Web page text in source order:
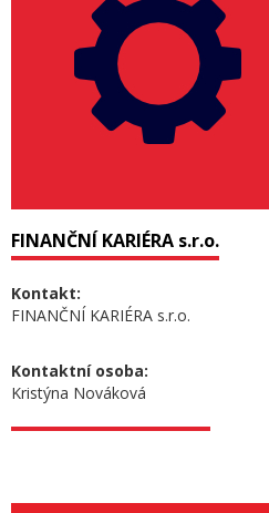
FINANČNÍ KARIÉRA s.r.o.
Kontakt:
FINANČNÍ KARIÉRA s.r.o.
Kontaktní osoba:
Kristýna Nováková